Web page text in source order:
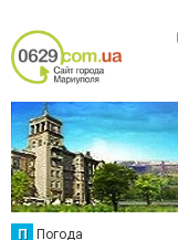
П Погода